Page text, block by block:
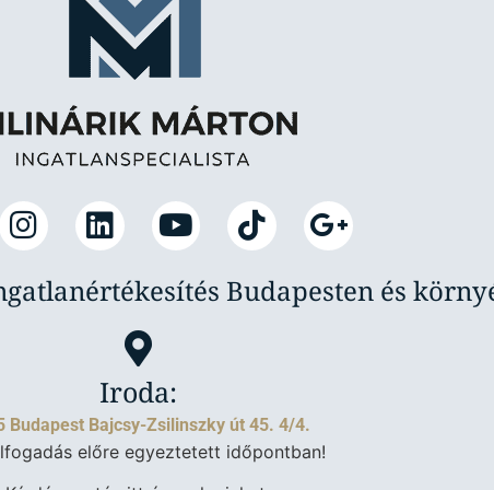
Budapesten és
Iroda:
Budapest Bajcsy-Zsilinszky út 45. 4/4.
előre egyeztetett időpontban!